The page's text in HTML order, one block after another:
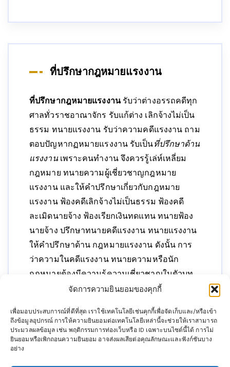
จัดการความยินยอมของคุกกี้
เพื่อมอบประสบการณ์ที่ดีที่สุด เราใช้เทคโนโลยีเช่นคุกกี้เพื่อจัดเก็บและ/หรือเข้า
ถึงข้อมูลอุปกรณ์ การให้ความยินยอมต่อเทคโนโลยีเหล่านี้จะช่วยให้เราสามารถ
ประมวลผลข้อมูล เช่น พฤติกรรมการท่องเว็บหรือ ID เฉพาะบนไซต์นี้ได้ การไม่
ยินยอมหรือเพิกถอนความยินยอม อาจส่งผลเสียต่อคุณลักษณะและฟังก์ชันบาง
อย่าง
ที่ปรึกษากฎหมายแรงงาน
ที่ปรึกษากฎหมายแรงงานรับว่าต่างอรรถคดีทุก
ศาลทั่วราชอาณาจักร รับแก้ต่าง เลิกจ้างไม่เป็น
ธรรม ทนายแรงงาน รับว่าความคดีแรงงาน ถาม
ตอบปัญหากฏหมายแรงงาน รับเป็นที่ปรึกษาด้าน
แรงงานเพราะคนทำงาน จึงควรรู้เล่ห์เหลี่ยม
กฎหมาย ทนายความผู้เชี่ยวชาญกฎหมาย
แรงงาน และให้คำปรึกษาเกี่ยวกับกฎหมาย
แรงงาน ฟ้องคดีเลิกจ้างไม่เป็นธรรม ฟ้องคดี
ละเมิดนายจ้าง ฟ้องเรียกเงินทดแทน ทนายฟ้อง
นายจ้าง ปรึกษาทนายคดีแรงงาน ทนายแรงงาน
ให้คำปรึกษาด้าน กฎหมายแรงงาน ดังนั้น การ
ว่าความในคดีแรงงาน ทนายความหรือนัก
กฎหมายต้องมีความรู้ความเชี่ยวชาญในตัวบท
กฎหมาย ต้องที่นี่ที่เดียว ที่ปรึกาากฎหมาย
ความเชียวชาญ ประสบการณ์กว่า 20 ปี ทั้งยังมี
เปิดอบรมกฎหมายแรงงานอีกด้วย ทั้งยังสามารถ
มากมายที่นี่ที่เดียว